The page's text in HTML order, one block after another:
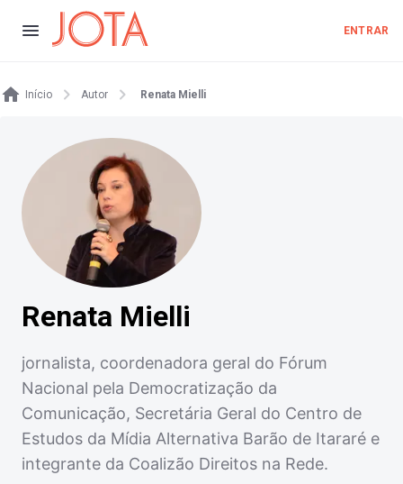
ENTRAR
Início Autor Renata Mielli
Renata Mielli
jornalista, coordenadora geral do Fórum
Nacional pela Democratização da
Comunicação, Secretária Geral do Centro de
Estudos da Mídia Alternativa Barão de Itararé e
integrante da Coalizão Direitos na Rede.